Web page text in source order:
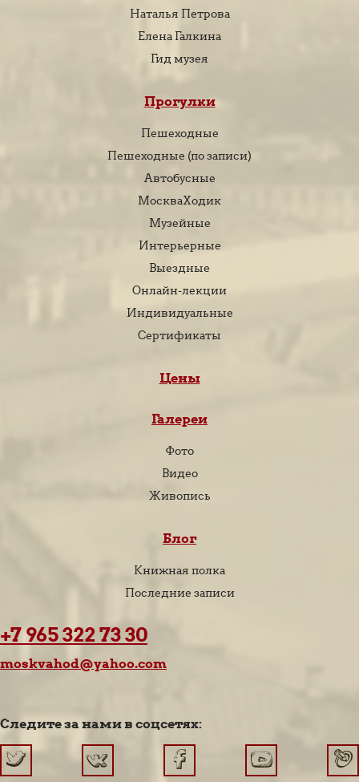
Наталья Петрова
Елена Галкина
Гид музея
Прогулки
Пешеходные
Пешеходные (по записи)
Автобусные
МоскваХодик
Музейные
Интерьерные
Выездные
Онлайн-лекции
Индивидуальные
Сертификаты
Цены
Галереи
Фото
Видео
Живопись
Блог
Книжная полка
Последние записи
+7 965 322 73 30
moskvahod@yahoo.com
Следите за нами в соцсетях: